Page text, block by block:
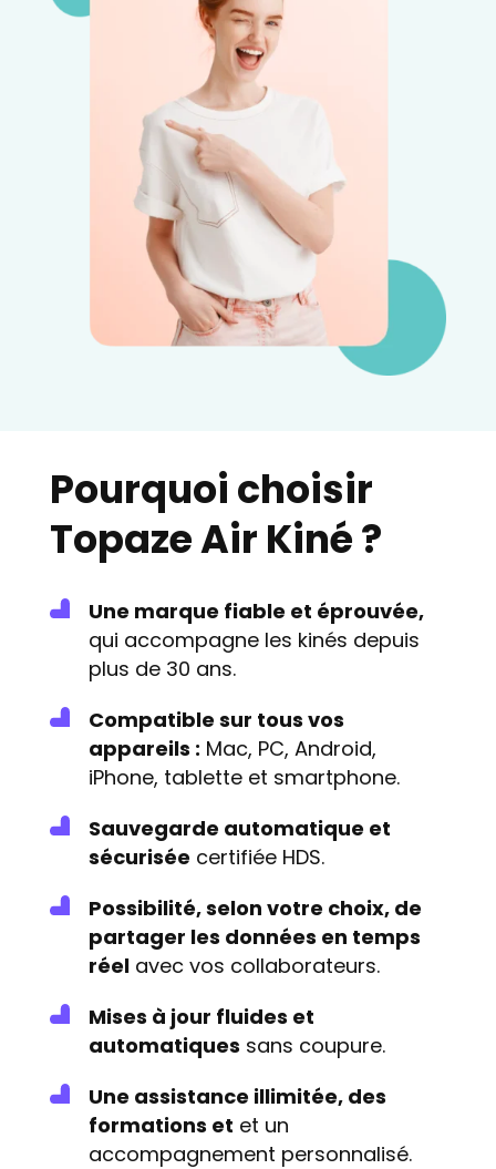
Pourquoi choisir
Topaze Air Kiné ?
Une marque fiable et éprouvée,
qui accompagne les kinés depuis
plus de 30 ans.
Compatible sur tous vos
appareils : Mac, PC, Android,
iPhone, tablette et smartphone.
Sauvegarde automatique et
sécurisée certifiée HDS.
Possibilité, selon votre choix, de
partager les données en temps
réelavec vos collaborateurs.
Mises à jour fluides et
automatiques sans coupure.
Une assistance illimitée, des
formations et et un
accompagnement personnalisé.